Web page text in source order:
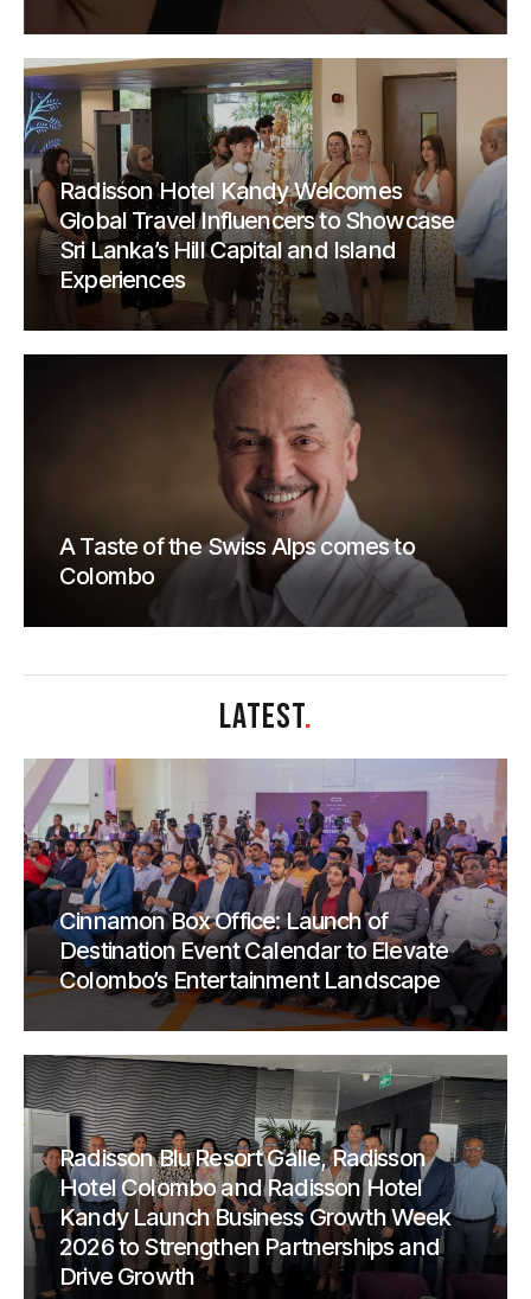
Radisson Hotel Kandy Welcomes
Global Travel Influencers to Showcase
Sri Lanka’s Hill Capital and Island
Experiences
A Taste of the Swiss Alps comes to
Colombo
LATEST.
Cinnamon Box Office: Launch of
Destination Event Calendar to Elevate
Colombo’s Entertainment Landscape
Radisson Blu Resort Galle, Radisson
Hotel Colombo and Radisson Hotel
Kandy Launch Business Growth Week
2026 to Strengthen Partnerships and
Drive Growth